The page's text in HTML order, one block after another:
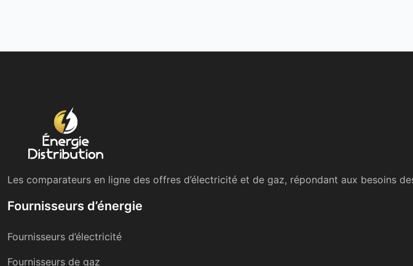
Les comparateurs en ligne des offres d’électricité et de gaz, répondant aux besoins
Fournisseurs d’énergie
Fournisseurs d’électricité
Fournisseurs de gaz